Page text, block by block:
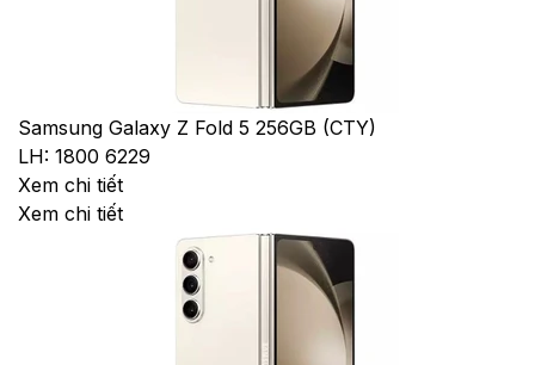
Samsung Galaxy Z Fold 5 256GB (CTY)
LH: 1800 6229
Xem chi tiết
Xem chi tiết